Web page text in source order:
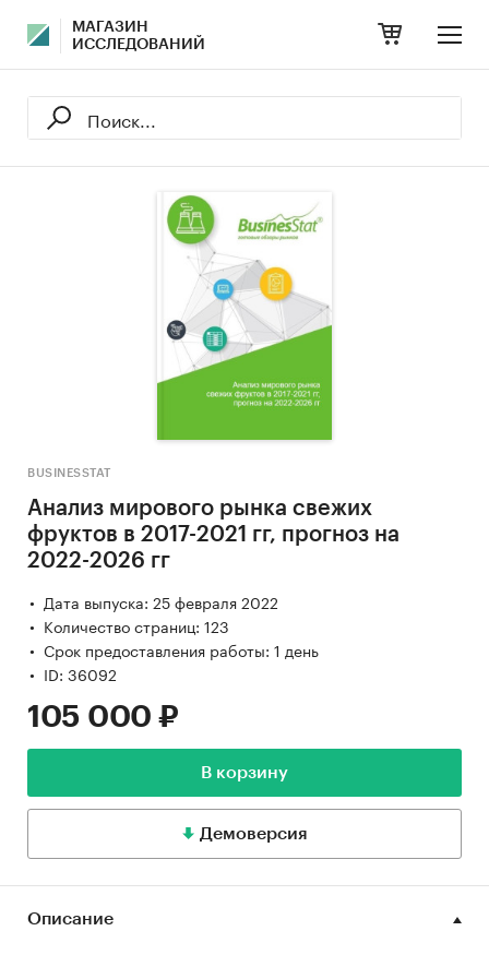
МАГАЗИН
ИССЛЕДОВАНИЙ
BUSINESSTAT
Анализ мирового рынка свежих
фруктов в 2017-2021 гг, прогноз на
2022-2026 гг
Дата выпуска: 25 февраля 2022
Количество страниц: 123
Срок предоставления работы: 1 день
ID: 36092
105 000 ₽
В корзину
Демоверсия
Описание